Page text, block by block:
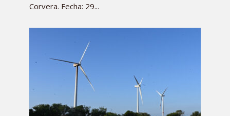
Corvera. Fecha: 29...